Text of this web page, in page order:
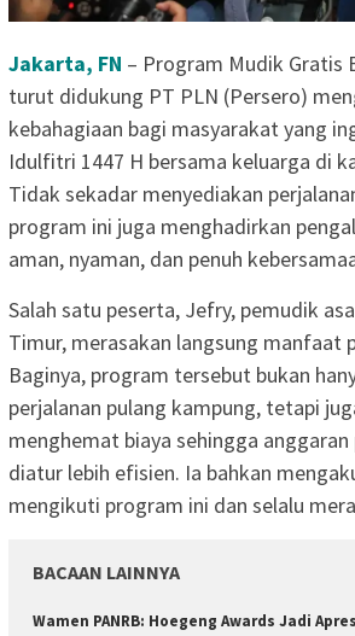
Jakarta, FN – Program Mudik Gratis
turut didukung PT PLN (Persero)
kebahagiaan bagi masyarakat yang
Idulfitri 1447 H bersama keluarga di
Tidak sekadar menyediakan
program ini juga menghadirkan
aman, nyaman, dan penuh
Salah satu peserta, Jefry, pemudik
Timur, merasakan langsung manfaat
Baginya, program tersebut bukan
perjalanan pulang kampung, tetapi
menghemat biaya sehingga
diatur lebih efisien. Ia bahkan
mengikuti program ini dan selalu
BACAAN LAINNYA
Wamen PANRB: Hoegeng Awards Jadi